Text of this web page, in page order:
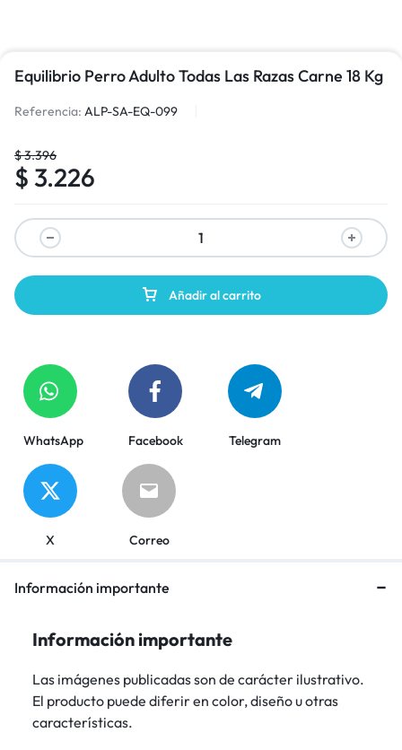
Equilibrio Perro Adulto Todas Las Razas Carne 18 Kg
Referencia: ALP-SA-EQ-099
$3.396
$ 3.226
Añadir al carrito
WhatsApp Facebook Telegram
X Correo
Información importante
Información importante
Las imágenes publicadas son de carácter ilustrativo.
El producto puede diferir en color, diseño u otras
características.